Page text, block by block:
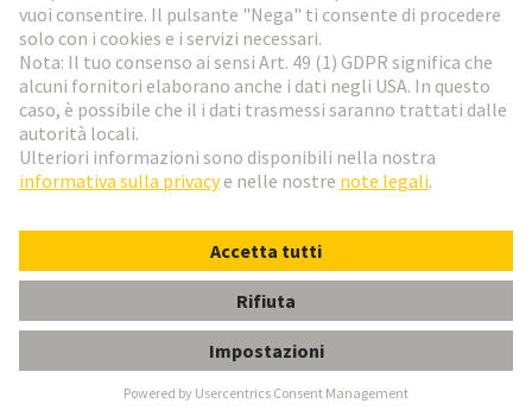
Grommet 5-6mm KDT/Z5 for Split Hood
Italia Italiano
© HARTING Technology Group
ImprintInformativa sulla privacy
Condizioni di vendita